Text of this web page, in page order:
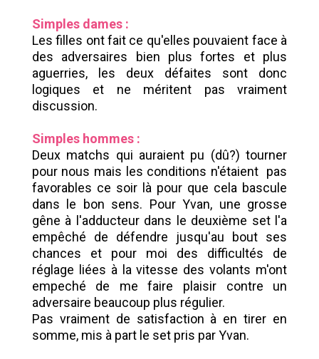
Simples dames :
Les filles ont fait ce qu'elles pouvaient face à
des adversaires bien plus fortes et plus
aguerries, les deux défaites sont donc
logiques et ne méritent pas vraiment
discussion.
Simples hommes :
Deux matchs qui auraient pu (dû?) tourner
pour nous mais les conditions n'étaient pas
favorables ce soir là pour que cela bascule
dans le bon sens. Pour Yvan, une grosse
gêne à l'adducteur dans le deuxième set l'a
empêché de défendre jusqu'au bout ses
chances et pour moi des difficultés de
réglage liées à la vitesse des volants m'ont
empeché de me faire plaisir contre un
adversaire beaucoup plus régulier.
Pas vraiment de satisfaction à en tirer en
somme, mis à part le set pris par Yvan.